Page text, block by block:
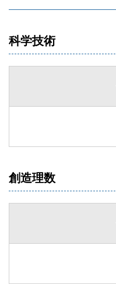
科学技術
創造理数